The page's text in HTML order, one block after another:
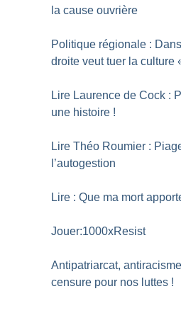
la cause ouvrière
Politique régionale :
droite veut tuer la culture
Lire Laurence de Cock :
une histoire !
Lire Théo Roumier :
l’autogestion
Lire : Que ma mort
Jouer:1000xResist
Antipatriarcat,
censure pour nos luttes !